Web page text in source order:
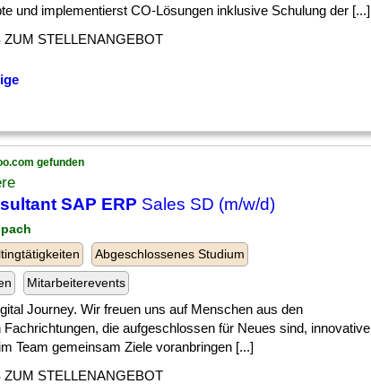
und implementierst CO-Lösungen inklusive Schulung der [...]
ZUM STELLENANGEBOT
gefunden
SAP ERP Sales SD (m/w/d)
Abgeschlossenes Studium
Mitarbeiterevents
Journey. Wir freuen uns auf Menschen aus den
die aufgeschlossen für Neues sind, innovative
Team gemeinsam Ziele voranbringen [...]
ZUM STELLENANGEBOT